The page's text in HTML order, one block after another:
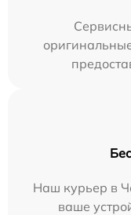
Наш курьер в
ваше